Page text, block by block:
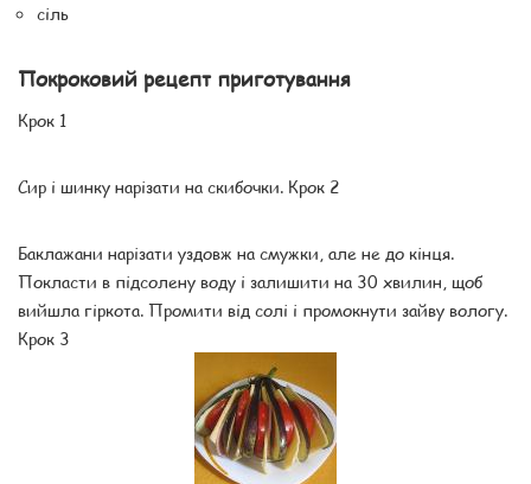
сіль
Покроковий рецепт приготування
Крок 1
Сир і шинку нарізати на скибочки. Крок 2
Баклажани нарізати уздовж на смужки, але не до кінця.
Покласти в підсолену воду і залишити на 30 хвилин, щоб
вийшла гіркота. Промити від солі і промокнути зайву вологу.
Крок 3